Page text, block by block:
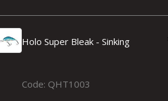
Holo Super Bleak - Sinking
Code: QHT1003